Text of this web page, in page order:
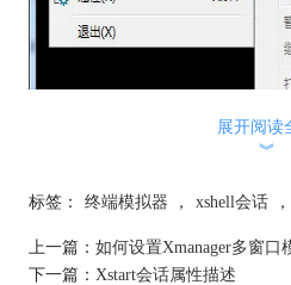
图1：启动
启动日志之后，直接回跳
了。
展开阅读
︾
标签： 终端模拟器 ， xshell会话 ，
上一篇： 如何设置Xmanager多窗口
下一篇： Xstart会话属性描述